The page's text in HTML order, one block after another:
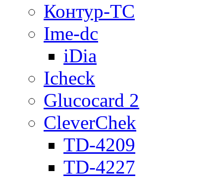
Контур-ТС
Ime-dc
iDia
Icheck
Glucocard 2
CleverChek
TD-4209
TD-4227